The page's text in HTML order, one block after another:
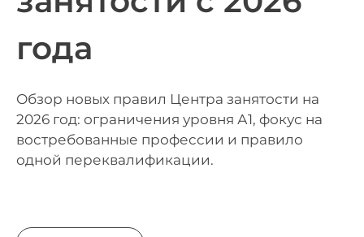
года
Обзор новых правил Центра занятости на
2026 год: ограничения уровня А1, фокус на
востребованные профессии и правило
одной переквалификации.